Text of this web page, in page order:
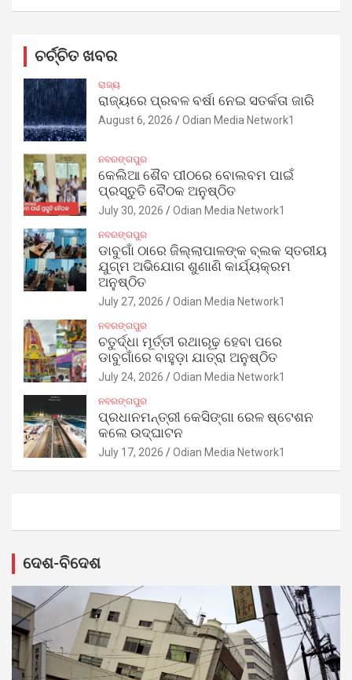
ଚର୍ଚ୍ଚିତ ଖବର
ରାଜ୍ୟ
ରାଜ୍ୟରେ ପ୍ରବଳ ବର୍ଷା ନେଇ ସତର୍କତା ଜାରି
August 6, 2026 Odian Media Network1
ନବରଙ୍ଗପୁର
କେଲିଆ ଶୈବ ପୀଠରେ ବୋଲବମ ପାଇଁ
ପ୍ରସ୍ତୁତି ବୈଠକ ଅନୁଷ୍ଠିତ
July 30, 2026 Odian Media Network1
ନବରଙ୍ଗପୁର
ଡାବୁଗାଁ ଠାରେ ଜିଲ୍ଲାପାଳଙ୍କ ବ୍ଲକ ସ୍ତରୀୟ
ଯୁଗ୍ମ ଅଭିଯୋଗ ଶୁଣାଣି କାର୍ଯ୍ୟକ୍ରମ
ଅନୁଷ୍ଠିତ
July 27, 2026 Odian Media Network1
ନବରଙ୍ଗପୁର
ଚତୁର୍ଦ୍ଧା ମୂର୍ତ୍ତୀ ରଥାରୂଢ଼ ହେବା ପରେ
ଡାବୁଗାଁରେ ବାହୁଡ଼ା ଯାତ୍ରା ଅନୁଷ୍ଠିତ
July 24, 2026 Odian Media Network1
ନବରଙ୍ଗପୁର
ପ୍ରଧାନମନ୍ତ୍ରୀ କେସିଙ୍ଗା ରେଳ ଷ୍ଟେଶନ
କଲେ ଉଦ୍‌ଘାଟନ
July 17, 2026 Odian Media Network1
ଦେଶ-ବିଦେଶ